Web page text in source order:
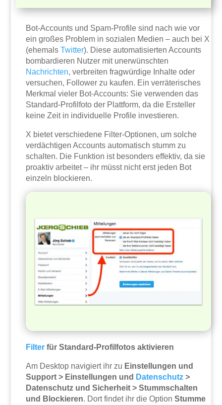
Bot-Accounts und Spam-Profile sind nach wie vor
ein großes Problem in sozialen Medien – auch bei X
(ehemalsTwitter). Diese automatisierten Accounts
bombardieren Nutzer mit unerwünschten
Nachrichten, verbreiten fragwürdige Inhalte oder
versuchen, Follower zu kaufen. Ein verräterisches
Merkmal vieler Bot-Accounts: Sie verwenden das
Standard-Profilfoto der Plattform, da die Ersteller
keine Zeit in individuelle Profile investieren.
X bietet verschiedene Filter-Optionen, um solche
verdächtigen Accounts automatisch stumm zu
schalten. Die Funktion ist besonders effektiv, da sie
proaktiv arbeitet – ihr müsst nicht erst jeden Bot
einzeln blockieren.
Filter für Standard-Profilfotos aktivieren
Am Desktop navigiert ihr zu Einstellungen und
Support > Einstellungen und Datenschutz >
Datenschutz und Sicherheit > Stummschalten
und Blockieren. Dort findet ihr die OptionStumme